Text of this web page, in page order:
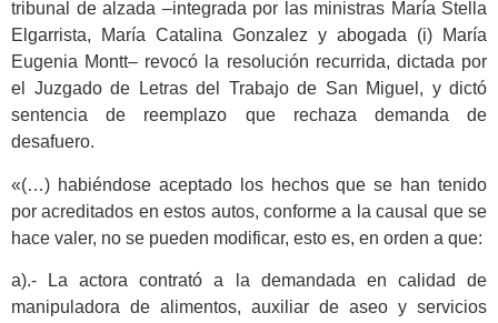
tribunal de alzada –integrada por las ministras María Stella
Elgarrista, María Catalina Gonzalez y abogada (i) María
Eugenia Montt– revocó la resolución recurrida, dictada por
el Juzgado de Letras del Trabajo de San Miguel, y dictó
sentencia de reemplazo que rechaza demanda de
desafuero.
«(…) habiéndose aceptado los hechos que se han tenido
por acreditados en estos autos, conforme a la causal que se
hace valer, no se pueden modificar, esto es, en orden a que:
a).- La actora contrató a la demandada en calidad de
manipuladora de alimentos, auxiliar de aseo y servicios